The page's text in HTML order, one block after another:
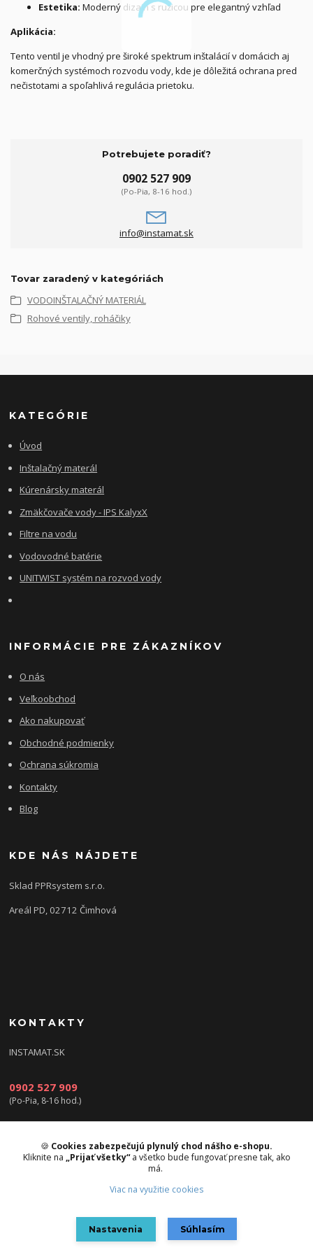
Estetika: Moderný dizajn s ružicou pre elegantný vzhľad
Aplikácia:
Tento ventil je vhodný pre široké spektrum inštalácií v domácich aj
komerčných systémoch rozvodu vody, kde je dôležitá ochrana pred
nečistotami a spoľahlivá regulácia prietoku.
Potrebujete poradiť?
0902 527 909
(Po-Pia, 8-16 hod.)
info@instamat.sk
Tovar zaradený v kategóriách
VODOINŠTALAČNÝ MATERIÁL
Rohové ventily, roháčiky
KATEGÓRIE
Úvod
Inštalačný materál
Kúrenársky materál
Zmäkčovače vody - IPS KalyxX
Filtre na vodu
Vodovodné batérie
UNITWIST systém na rozvod vody
INFORMÁCIE PRE ZÁKAZNÍKOV
O nás
Veľkoobchod
Ako nakupovať
Obchodné podmienky
Ochrana súkromia
Kontakty
Blog
KDE NÁS NÁJDETE
Sklad PPRsystem s.r.o.
Areál PD, 02712 Čimhová
KONTAKTY
INSTAMAT.SK
0902 527 909
(Po-Pia, 8-16 hod.)
info@instamat.sk
🍪 Cookies zabezpečujú plynulý chod nášho e-shopu.
Kliknite na „Prijať všetky“a všetko bude fungovať presne tak, ako
má.
Viac na využitie cookies
Nastavenia Súhlasím